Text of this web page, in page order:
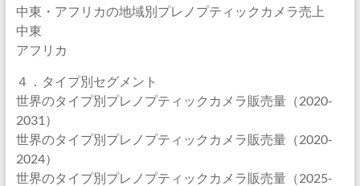
中東・アフリカの地域別プレノプティックカメラ売上
中東
アフリカ
４．タイプ別セグメント
世界のタイプ別プレノプティックカメラ販売量（2020-
2031）
世界のタイプ別プレノプティックカメラ販売量（2020-
2024）
世界のタイプ別プレノプティックカメラ販売量（2025-